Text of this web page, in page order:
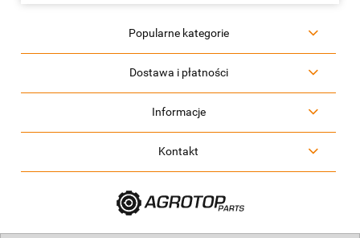
Popularne kategorie
Dostawa i płatności
Informacje
Kontakt